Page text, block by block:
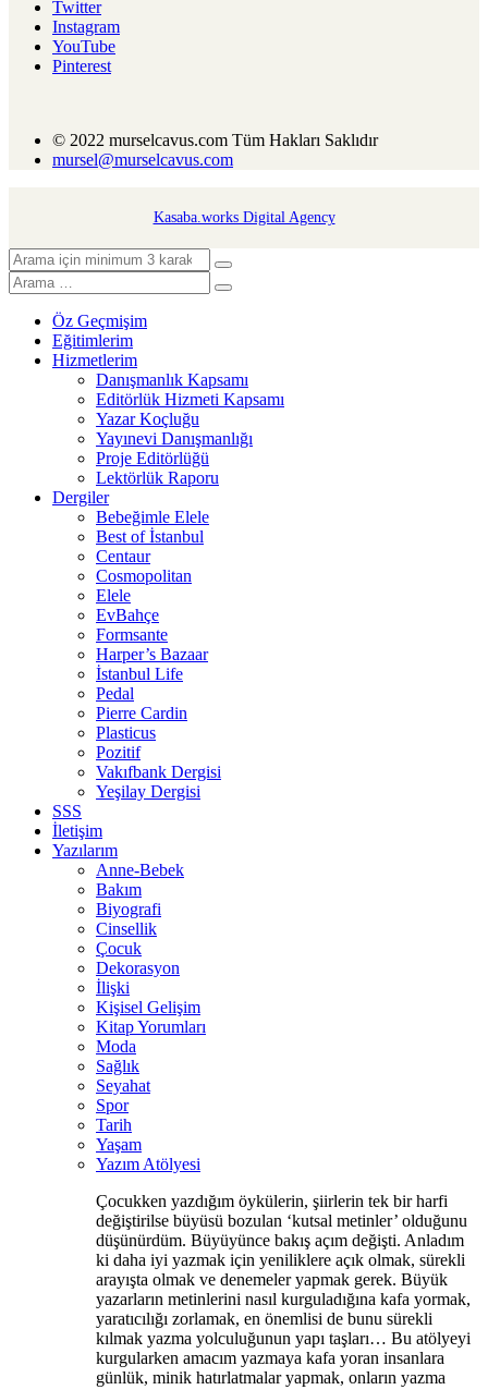
Twitter
Instagram
YouTube
Pinterest
© 2022 murselcavus.com Tüm Hakları Saklıdır
mursel@murselcavus.com
Kasaba.works Digital Agency
Öz Geçmişim
Eğitimlerim
Hizmetlerim
Danışmanlık Kapsamı
Editörlük Hizmeti Kapsamı
Yazar Koçluğu
Yayınevi Danışmanlığı
Proje Editörlüğü
Lektörlük Raporu
Dergiler
Bebeğimle Elele
Best of İstanbul
Centaur
Cosmopolitan
Elele
EvBahçe
Formsante
Harper’s Bazaar
İstanbul Life
Pedal
Pierre Cardin
Plasticus
Pozitif
Vakıfbank Dergisi
Yeşilay Dergisi
SSS
İletişim
Yazılarım
Anne-Bebek
Bakım
Biyografi
Cinsellik
Çocuk
Dekorasyon
İlişki
Kişisel Gelişim
Kitap Yorumları
Moda
Sağlık
Seyahat
Spor
Tarih
Yaşam
Yazım Atölyesi
Çocukken yazdığım öykülerin, şiirlerin tek bir harfi
değiştirilse büyüsü bozulan ‘kutsal metinler’ olduğunu
düşünürdüm. Büyüyünce bakış açım değişti. Anladım
ki daha iyi yazmak için yeniliklere açık olmak, sürekli
arayışta olmak ve denemeler yapmak gerek. Büyük
yazarların metinlerini nasıl kurguladığına kafa yormak,
yaratıcılığı zorlamak, en önemlisi de bunu sürekli
kılmak yazma yolculuğunun yapı taşları… Bu atölyeyi
kurgularken amacım yazmaya kafa yoran insanlara
günlük, minik hatırlatmalar yapmak, onların yazma